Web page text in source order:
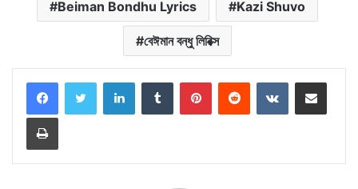
Beiman Bondhu Lyrics Kazi Shuvo
বেঈমান বন্ধু লিরিক্স
LinkedInTumblr PinterestReddit VKontakteShare via Email
Print